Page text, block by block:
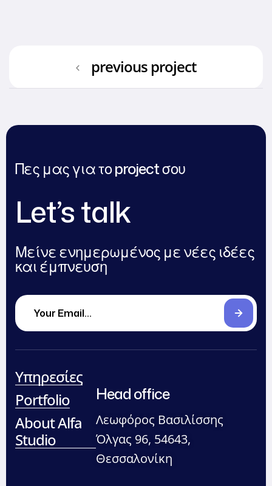
previous project
Πες μας για το project σου
Let’s talk
Μείνε ενημερωμένος με νέες ιδέες
και έμπνευση
Υπηρεσίες
Portfolio
About Alfa
Studio
Head office
Λεωφόρος Βασιλίσσης
Όλγας 96, 54643,
Θεσσαλονίκη